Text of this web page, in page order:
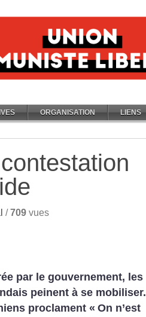
ORGANISATION LIENS
/709 vues
par le gouvernement, les
peinent à se mobiliser.
proclament « On n’est